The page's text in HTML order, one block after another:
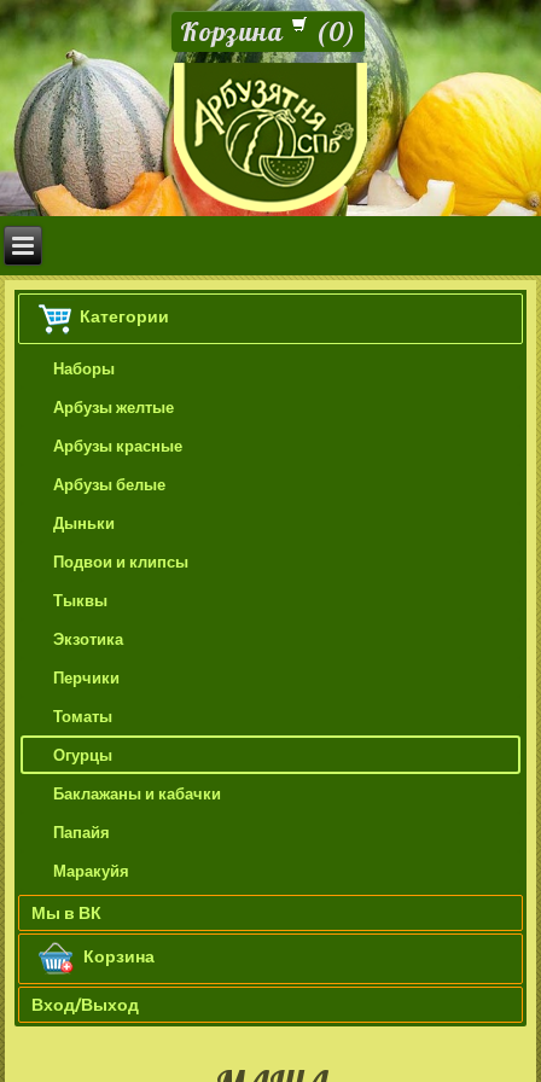
Корзина (0)
Категории
Наборы
Арбузы желтые
Арбузы красные
Арбузы белые
Дыньки
Подвои и клипсы
Тыквы
Экзотика
Перчики
Томаты
Огурцы
Баклажаны и кабачки
Папайя
Маракуйя
Мы в ВК
Корзина
Вход/Выход